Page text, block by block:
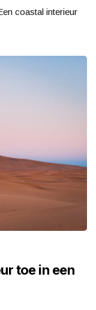
coastal interieur
toe in een